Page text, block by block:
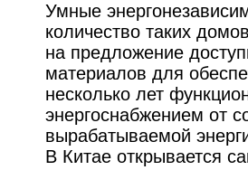
Умные
количество таких
на предложение
материалов для
несколько лет
энергоснабжением от
вырабатываемой
В Китае открывается